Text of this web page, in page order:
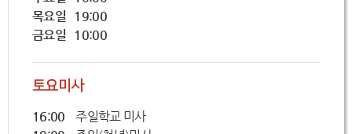
목요일 19:00
금요일 10:00
토요미사
16:00
주일학교 미사